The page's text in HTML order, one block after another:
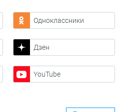
Одноклассники
Дзен
YouTube